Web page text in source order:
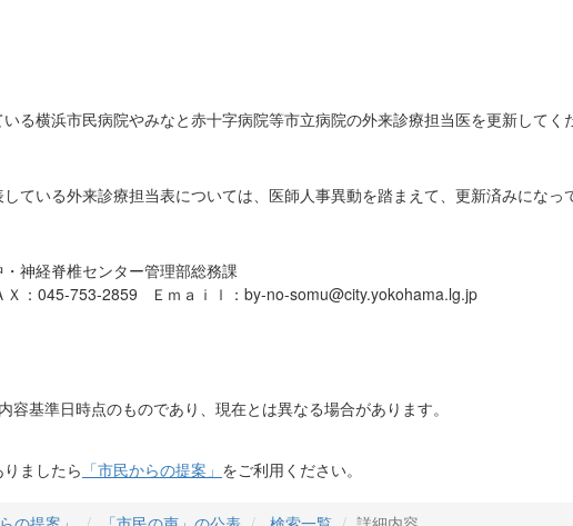
る横浜市民病院やみなと赤十字病院等市立病院の外来診療担当医を更新してく
ている外来診療担当表については、医師人事異動を踏まえて、更新済みになっ
神経脊椎センター管理部総務課
：045-753-2859 Ｅｍａｉｌ：by-no-somu@city.yokohama.lg.jp
容基準日時点のものであり、現在とは異なる場合があります。
ましたら 「市民からの提案」 をご利用ください。